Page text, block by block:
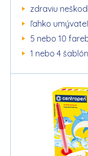
zdraviu
ľahko
5 nebo 10
1 nebo 4